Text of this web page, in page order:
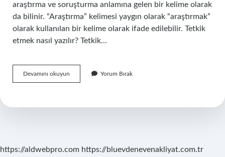
araştırma ve soruşturma anlamına gelen bir kelime olarak
da bilinir. “Araştırma” kelimesi yaygın olarak “araştırmak”
olarak kullanılan bir kelime olarak ifade edilebilir. Tetkik
etmek nasıl yazılır? Tetkik…
Devamını okuyun
Ne
Yorum Bırak
https://aldwebpro.com https://bluevdenevenakliyat.com.tr